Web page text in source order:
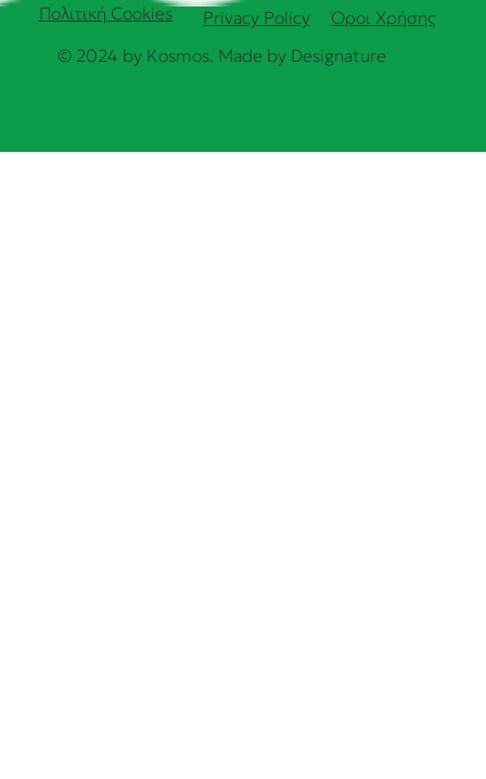
© 2024 by Kosmos. Made by Designature
Πολιτική Cookies Όροι Χρήσης
Privacy Policy